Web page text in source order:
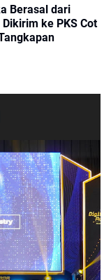
Berasal dari
ke PKS Cot